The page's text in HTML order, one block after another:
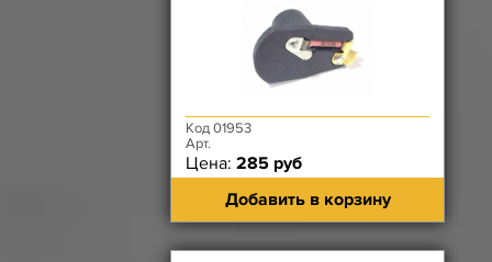
Код 01953
Арт.
Цена: 285 руб
Добавить в корзину